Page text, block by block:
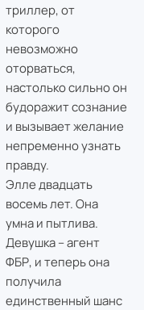
триллер, от
которого
невозможно
оторваться,
настолько сильно он
будоражит сознание
и вызывает желание
непременно узнать
правду.
Элле двадцать
восемь лет. Она
умна и пытлива.
Девушка – агент
ФБР, и теперь она
получила
единственный шанс